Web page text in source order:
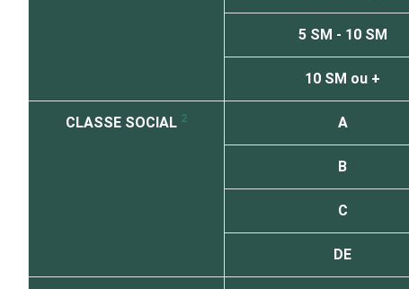
5 SM - 10 SM
10 SM ou +
CLASSE SOCIAL 2 A
B
C
DE